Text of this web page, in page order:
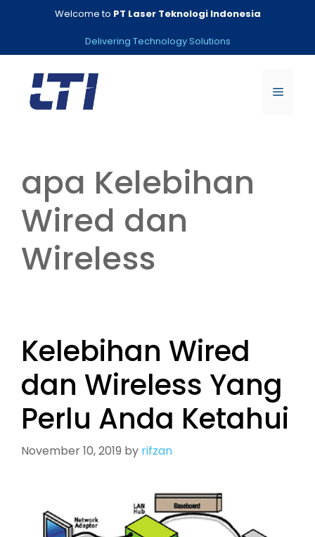
Welcome to PT Laser Teknologi Indonesia
Delivering Technology Solutions
Menu
apa Kelebihan
Wired dan
Wireless
Kelebihan Wired
dan Wireless Yang
Perlu Anda Ketahui
November 10, 2019 by rifzan